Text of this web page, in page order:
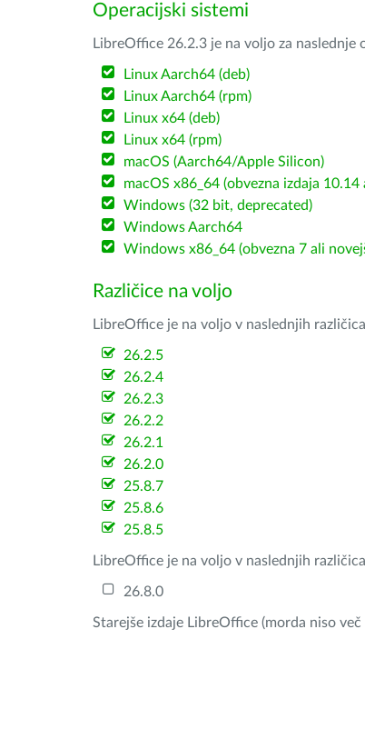
Operacijski sistemi
LibreOffice 26.2.3 je na voljo za
Linux Aarch64 (deb)
Linux Aarch64 (rpm)
Linux x64 (deb)
Linux x64 (rpm)
macOS (Aarch64/Apple Silicon)
macOS x86_64 (obvezna izdaja 10.14
Windows (32 bit, deprecated)
Windows Aarch64
Windows x86_64 (obvezna 7 ali
Različice na voljo
LibreOffice je na voljo v naslednjih
26.2.5
26.2.4
26.2.3
26.2.2
26.2.1
26.2.0
25.8.7
25.8.6
25.8.5
LibreOffice je na voljo v naslednjih
26.8.0
Starejše izdaje LibreOffice (morda niso